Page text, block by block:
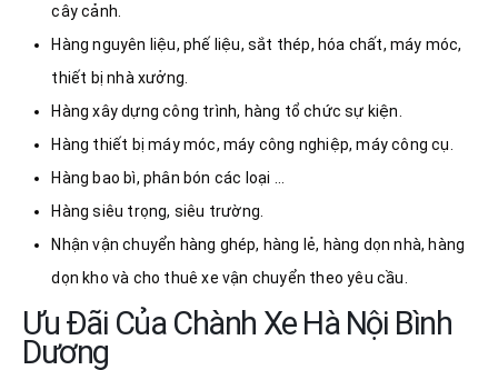
cây cảnh.
Hàng nguyên liệu, phế liệu, sắt thép, hóa chất, máy móc,
thiết bị nhà xưởng.
Hàng xây dựng công trình, hàng tổ chức sự kiện.
Hàng thiết bị máy móc, máy công nghiệp, máy công cụ.
Hàng bao bì, phân bón các loại …
Hàng siêu trọng, siêu trường.
Nhận vận chuyển hàng ghép, hàng lẻ, hàng dọn nhà, hàng
dọn kho và cho thuê xe vận chuyển theo yêu cầu.
Ưu Đãi Của Chành Xe Hà Nội Bình
Dương